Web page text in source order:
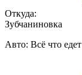
Откуда:
Зубчаниновка
Авто: Всё что едет